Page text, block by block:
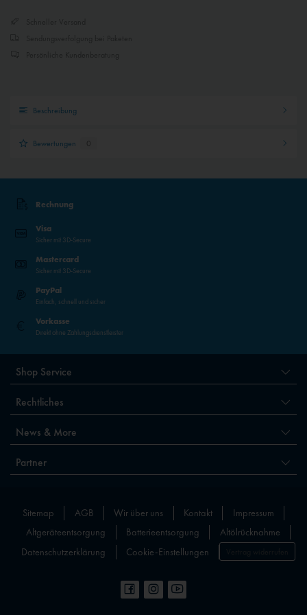
Beschreibung
Bewertungen 0
Rechnung
Visa
Sicher mit 3D-Secure
Mastercard
Sicher mit 3D-Secure
PayPal
Einfach, schnell und sicher
Vorkasse
Direkt ohne Zahlungsdienstleister
Shop Service
Rechtliches
News & More
Partner
Sitemap AGB Wir über uns Kontakt
Impressum
Altgeräteentsorgung
Batterieentsorgung
Altölrücknahme
Datenschutzerklärung
Cookie-Einstellungen